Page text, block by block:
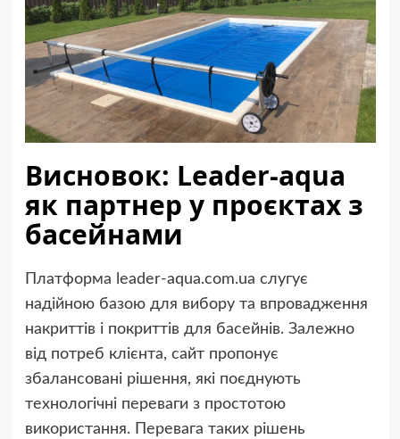
Висновок: Leader-aqua
як партнер у проєктах з
басейнами
Платформа leader-aqua.com.ua слугує
надійною базою для вибору та впровадження
накриттів і покриттів для басейнів. Залежно
від потреб клієнта, сайт пропонує
збалансовані рішення, які поєднують
технологічні переваги з простотою
використання. Перевага таких рішень